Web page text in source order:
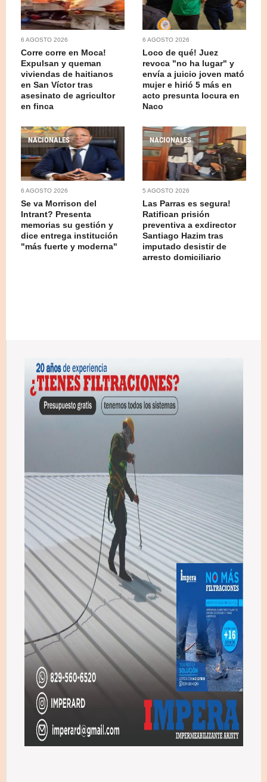
6 AGOSTO 2026
Corre corre en Moca!
Expulsan y queman
viviendas de haitianos
en San Víctor tras
asesinato de agricultor
en finca
6 AGOSTO 2026
Loco de qué! Juez
revoca "no ha lugar" y
envía a juicio joven mató
mujer e hirió 5 más en
acto presunta locura en
Naco
NACIONALES
6 AGOSTO 2026
Se va Morrison del
Intrant? Presenta
memorias su gestión y
dice entrega institución
"más fuerte y moderna"
NACIONALES
5 AGOSTO 2026
Las Parras es segura!
Ratifican prisión
preventiva a exdirector
Santiago Hazim tras
imputado desistir de
arresto domiciliario